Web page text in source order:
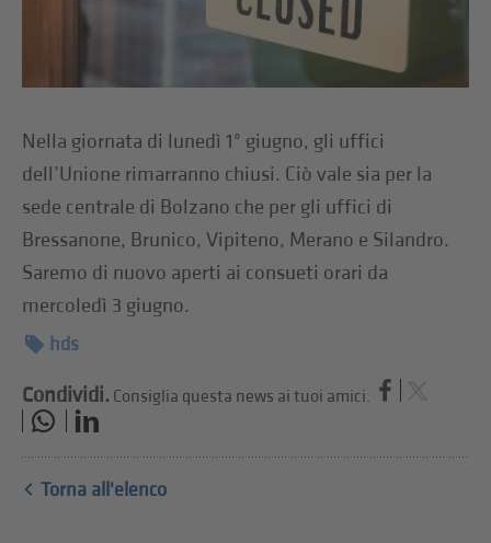
Nella giornata di lunedì 1° giugno, gli uffici
dell’Unione rimarranno chiusi. Ciò vale sia per la
sede centrale di Bolzano che per gli uffici di
Bressanone, Brunico, Vipiteno, Merano e Silandro.
Saremo di nuovo aperti ai consueti orari da
mercoledì 3 giugno.
hds
Condividi. Consiglia questa news ai tuoi amici.
Torna all'elenco